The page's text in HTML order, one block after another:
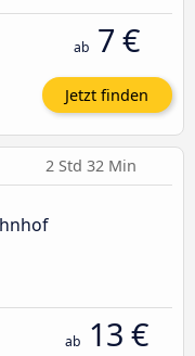
ab 7 €
Jetzt finden
2 Std 32 Min
ab 13 €